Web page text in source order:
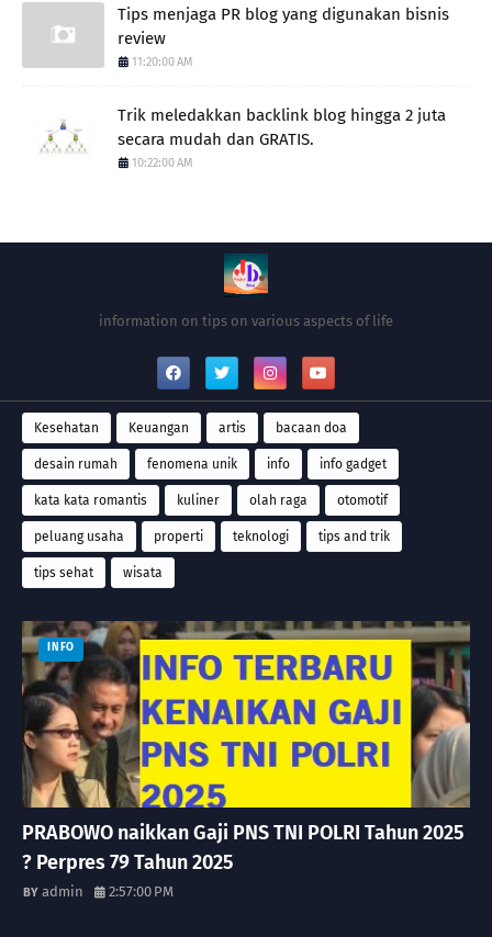
Tips menjaga PR blog yang digunakan bisnis
review
11:20:00 AM
Trik meledakkan backlink blog hingga 2 juta
secara mudah dan GRATIS.
10:22:00 AM
information on tips on various aspects of life
Kesehatan Keuangan artis bacaan doa
desain rumah fenomena unik info info gadget
kata kata romantis kuliner olah raga otomotif
peluang usaha properti teknologi tips and trik
tips sehat wisata
INFO
PRABOWO naikkan Gaji PNS TNI POLRI Tahun 2025
? Perpres 79 Tahun 2025
admin 2:57:00 PM